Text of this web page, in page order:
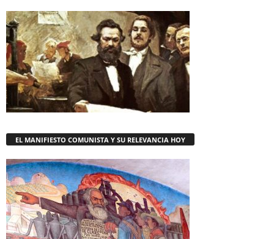
EL MANIFIESTO COMUNISTA Y SU RELEVANCIA HOY